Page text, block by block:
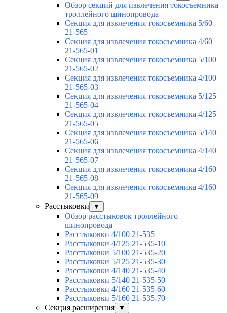
Обзор секций для извлечения токосъемника
троллейного шинопровода
Секция для извлечения токосъемника 5/60
21-565
Секция для извлечения токосъемника 4/60
21-565-01
Секция для извлечения токосъемника 5/100
21-565-02
Секция для извлечения токосъемника 4/100
21-565-03
Секция для извлечения токосъемника 5/125
21-565-04
Секция для извлечения токосъемника 4/125
21-565-05
Секция для извлечения токосъемника 5/140
21-565-06
Секция для извлечения токосъемника 4/140
21-565-07
Секция для извлечения токосъемника 4/160
21-565-08
Секция для извлечения токосъемника 4/160
21-565-09
Расстыковки
▼
Обзор расстыковок троллейного
шинопровода
Расстыковки 4/100 21-535
Расстыковки 4/125 21-535-10
Расстыковки 5/100 21-535-20
Расстыковки 5/125 21-535-30
Расстыковки 4/140 21-535-40
Расстыковки 5/140 21-535-50
Расстыковки 4/160 21-535-60
Расстыковки 5/160 21-535-70
Секция расширения
▼